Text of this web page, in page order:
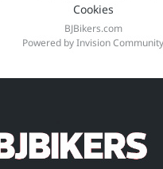
Cookies
BJBikers.com
Powered by Invision Community